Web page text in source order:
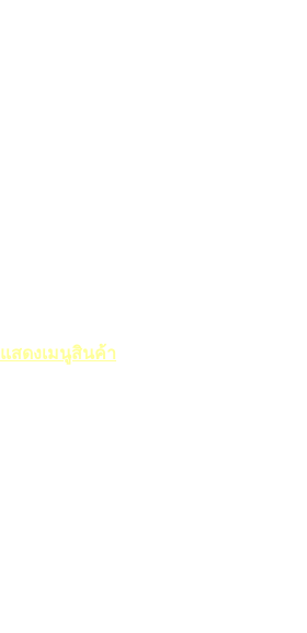
แสดงเมนูสินค้า